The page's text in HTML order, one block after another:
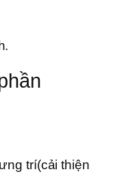
trí(cải thiện